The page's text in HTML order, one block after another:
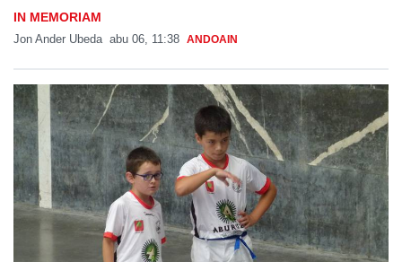
IN MEMORIAM
Jon Ander Ubeda abu 06, 11:38 ANDOAIN